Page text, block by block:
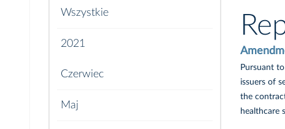
Wszystkie
2021
Czerwiec
Maj
Pursuant
issuers of
the
healthcare